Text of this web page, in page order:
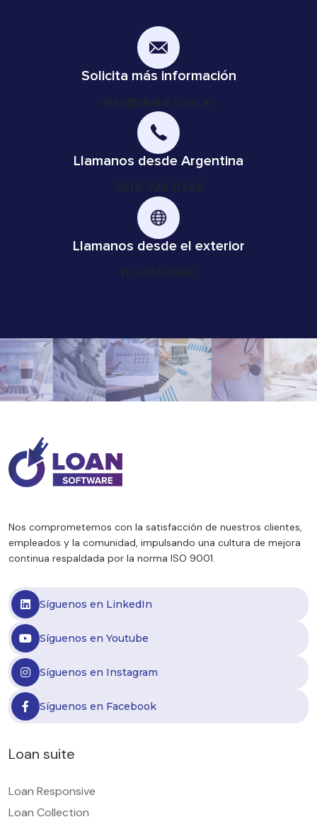
Solicita más información
info@divinf.com.ar
Llamanos desde Argentina
0810-220-0348
Llamanos desde el exterior
11-5263-0560
Nos comprometemos con la satisfacción de nuestros clientes,
empleados y la comunidad, impulsando una cultura de mejora
continua respaldada por la norma ISO 9001.
Síguenos en LinkedIn
Síguenos en Youtube
Síguenos en Instagram
Síguenos en Facebook
Loan suite
Loan Responsive
Loan Collection